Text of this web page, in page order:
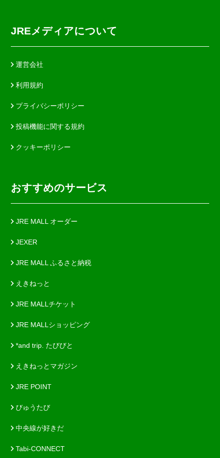
JREメディアについて
運営会社
利用規約
プライバシーポリシー
投稿機能に関する規約
クッキーポリシー
おすすめのサービス
JRE MALL オーダー
JEXER
JRE MALL ふるさと納税
えきねっと
JRE MALLチケット
JRE MALLショッピング
*and trip. たびびと
えきねっとマガジン
JRE POINT
びゅうたび
中央線が好きだ
Tabi-CONNECT